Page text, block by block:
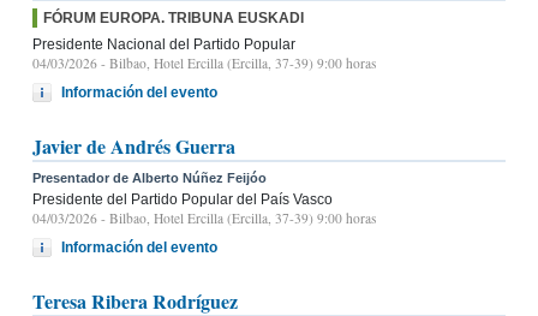
FÓRUM EUROPA. TRIBUNA EUSKADI
Presidente Nacional del Partido Popular
04/03/2026 - Bilbao, Hotel Ercilla (Ercilla, 37-39) 9:00 horas
Información del evento
Javier de Andrés Guerra
Presentador de Alberto Núñez Feijóo
Presidente del Partido Popular del País Vasco
04/03/2026 - Bilbao, Hotel Ercilla (Ercilla, 37-39) 9:00 horas
Información del evento
Teresa Ribera Rodríguez